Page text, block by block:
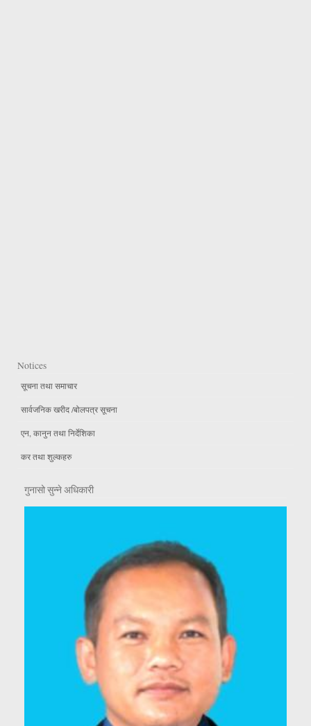
Notices
सूचना तथा समाचार
सार्वजनिक खरीद /बोलपत्र सूचना
एन, कानुन तथा निर्देशिका
कर तथा शुल्कहरु
गुनासो सुन्ने अधिकारी